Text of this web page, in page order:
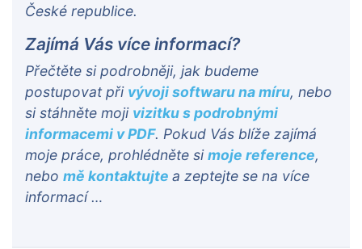
České republice.
Zajímá Vás více informací?
Přečtěte si podrobněji, jak budeme
postupovat při vývoji softwaru na míru, nebo
si stáhněte moji vizitku s podrobnými
informacemi v PDF. Pokud Vás blíže zajímá
moje práce, prohlédněte simoje reference,
nebo mě kontaktujte a zeptejte se na více
informací …